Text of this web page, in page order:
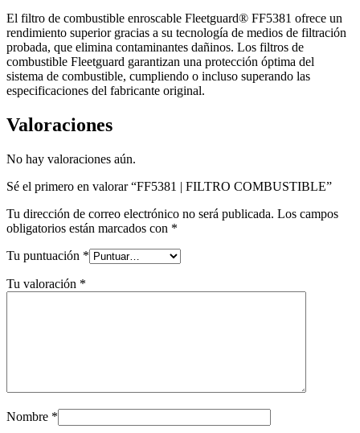
El filtro de combustible enroscable Fleetguard® FF5381 ofrece un
rendimiento superior gracias a su tecnología de medios de filtración
probada, que elimina contaminantes dañinos. Los filtros de
combustible Fleetguard garantizan una protección óptima del
sistema de combustible, cumpliendo o incluso superando las
especificaciones del fabricante original.
Valoraciones
No hay valoraciones aún.
Sé el primero en valorar “FF5381 | FILTRO COMBUSTIBLE”
Tu dirección de correo electrónico no será publicada. Los campos
obligatorios están marcados con *
Tu puntuación *
Tu valoración *
Nombre *